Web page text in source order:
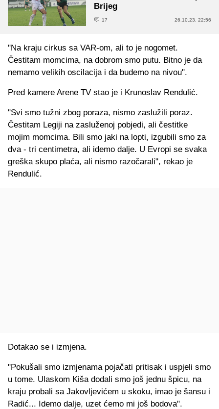
Brijeg
17 26.10.23. 22:56
"Na kraju cirkus sa VAR-om, ali to je nogomet.
Čestitam momcima, na dobrom smo putu. Bitno je da
nemamo velikih oscilacija i da budemo na nivou".
Pred kamere Arene TV stao je i Krunoslav Rendulić.
"Svi smo tužni zbog poraza, nismo zaslužili poraz.
Čestitam Legiji na zasluženoj pobjedi, ali čestitke
mojim momcima. Bili smo jaki na lopti, izgubili smo za
dva - tri centimetra, ali idemo dalje. U Evropi se svaka
greška skupo plaća, ali nismo razočarali", rekao je
Rendulić.
Dotakao se i izmjena.
"Pokušali smo izmjenama pojačati pritisak i uspjeli smo
u tome. Ulaskom Kiša dodali smo još jednu špicu, na
kraju probali sa Jakovljevićem u skoku, imao je šansu i
Radić... Idemo dalje, uzet ćemo mi još bodova".